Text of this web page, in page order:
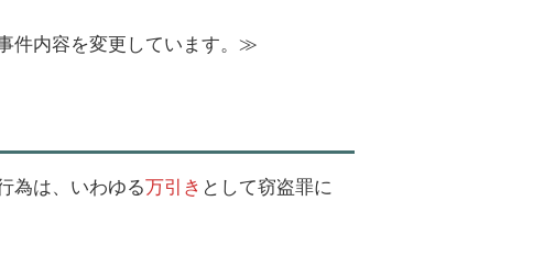
件内容を変更しています。≫
為は、いわゆる万引き として窃盗罪に